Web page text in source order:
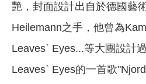
艷，封面設計出自於德國藝
Heilemann之手，他曾為
Leaves` Eyes...等大團設計
Leaves` Eyes的一首歌